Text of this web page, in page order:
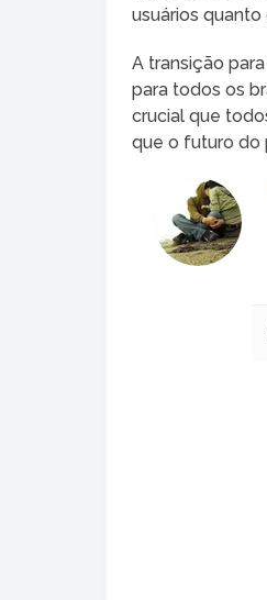
usuários
A transição
para todos os
crucial que
que o futuro do